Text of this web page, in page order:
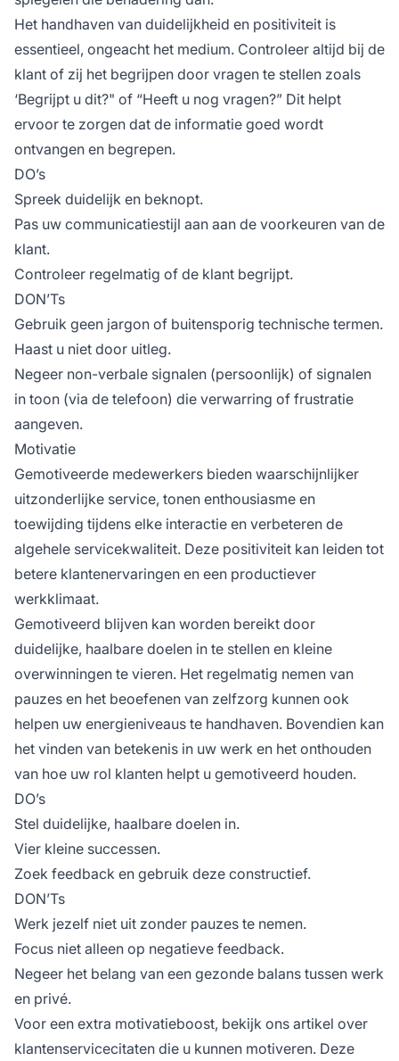
Het handhaven van duidelijkheid en positiviteit is
essentieel, ongeacht het medium. Controleer altijd bij de
klant of zij het begrijpen door vragen te stellen zoals
‘Begrijpt u dit?" of “Heeft u nog vragen?” Dit helpt
ervoor te zorgen dat de informatie goed wordt
ontvangen en begrepen.
DO’s
Spreek duidelijk en beknopt.
Pas uw communicatiestijl aan aan de voorkeuren van de
klant.
Controleer regelmatig of de klant begrijpt.
DON’Ts
Gebruik geen jargon of buitensporig technische termen.
Haast u niet door uitleg.
Negeer non-verbale signalen (persoonlijk) of signalen
in toon (via de telefoon) die verwarring of frustratie
aangeven.
Motivatie
Gemotiveerde medewerkers bieden waarschijnlijker
uitzonderlijke service, tonen enthousiasme en
toewijding tijdens elke interactie en verbeteren de
algehele servicekwaliteit. Deze positiviteit kan leiden tot
betere klantenervaringen en een productiever
werkklimaat.
Gemotiveerd blijven kan worden bereikt door
duidelijke, haalbare doelen in te stellen en kleine
overwinningen te vieren. Het regelmatig nemen van
pauzes en het beoefenen van zelfzorg kunnen ook
helpen uw energieniveaus te handhaven. Bovendien kan
het vinden van betekenis in uw werk en het onthouden
van hoe uw rol klanten helpt u gemotiveerd houden.
DO’s
Stel duidelijke, haalbare doelen in.
Vier kleine successen.
Zoek feedback en gebruik deze constructief.
DON’Ts
Werk jezelf niet uit zonder pauzes te nemen.
Focus niet alleen op negatieve feedback.
Negeer het belang van een gezonde balans tussen werk
en privé.
Voor een extra motivatieboost, bekijk ons artikel over
klantenservicecitaten die u kunnen motiveren. Deze